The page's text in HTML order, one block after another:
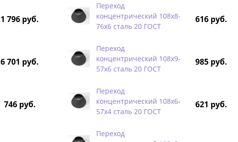
1 796 руб.
6 701 руб.
746 руб.
Переход
концентрический 108х8-
76х6 сталь 20 ГОСТ
616 руб.
Переход
концентрический 108х9-
57х6 сталь 20 ГОСТ
985 руб.
Переход
концентрический 108х6-
57х4 сталь 20 ГОСТ
621 руб.
Переход